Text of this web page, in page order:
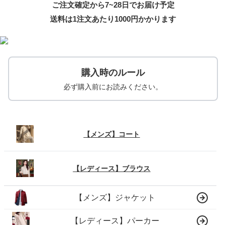
ご注文確定から7~28日でお届け予定
送料は1注文あたり 1000円かかります
購入時のルール
必ず購入前にお読みください。
【メンズ】コート
【レディース】ブラウス
【メンズ】ジャケット
【レディース】パーカー